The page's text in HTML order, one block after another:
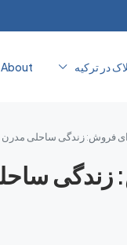
در ترکیه About